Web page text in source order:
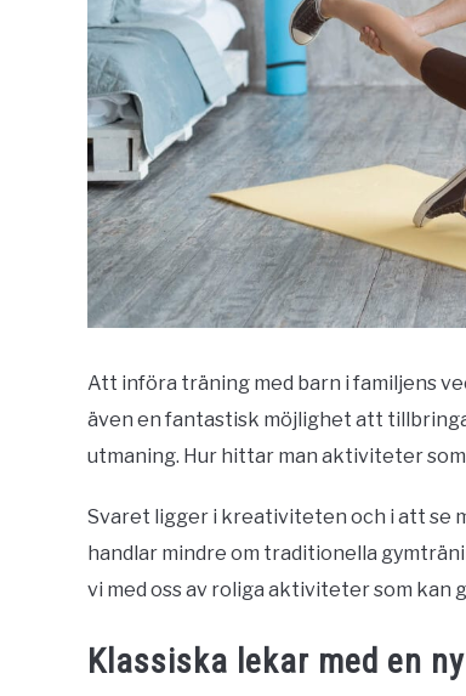
Att införa träning med barn i familjens
även en fantastisk möjlighet att
utmaning. Hur hittar man aktiviteter
Svaret ligger i kreativiteten och i att se
handlar mindre om traditionella
vi med oss av roliga aktiviteter som kan
Klassiska lekar med en